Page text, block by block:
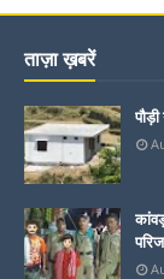
ताज़ा ख़बरें